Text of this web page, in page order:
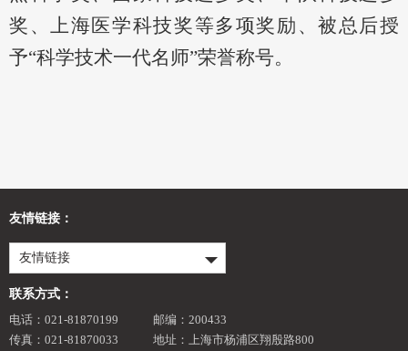
奖、上海医学科技奖等多项奖励、被总后授
予“科学技术一代名师”荣誉称号。
友情链接：
友情链接
联系方式：
电话：021-81870199
邮编：200433
传真：021-81870033
地址：上海市杨浦区翔殷路800